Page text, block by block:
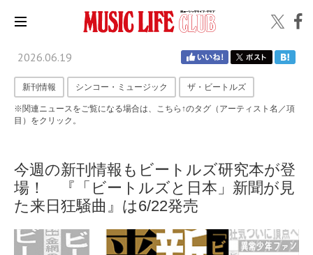
2026.06.19
新刊情報 シンコー・ミュージック ザ・ビートルズ
※関連ニュースをご覧になる場合は、こちら↑のタグ（アーティスト名／項
目）をクリック。
今週の新刊情報もビートルズ研究本が登
場！ 『「ビートルズと日本」新聞が見
た来日狂騒曲』は6/22発売